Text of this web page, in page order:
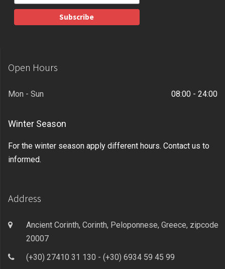
Open Hours
Mon - Sun 08:00 - 24:00
Winter Season
For the winter season apply different hours. Contact us to
informed.
Address
Ancient Corinth, Corinth, Peloponnese, Greece, zipcode
20007
(+30) 27410 31 130 - (+30) 6934 59 45 99